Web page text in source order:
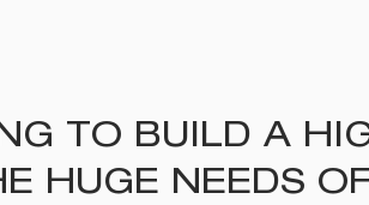
TO BUILD A
HUGE NEEDS